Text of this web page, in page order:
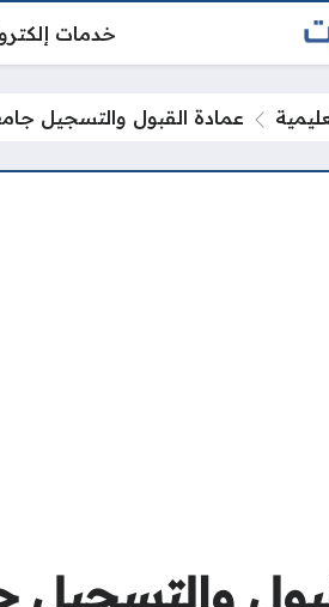
خدمات
عمادة القبول والتسجيل
والتسجيل